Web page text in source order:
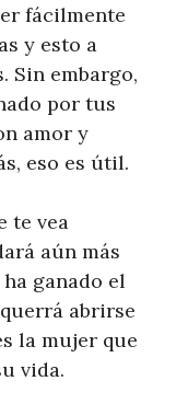
fácilmente
y esto a
Sin embargo,
por tus
amor y
eso es útil.
te vea
aún más
ganado el
abrirse
la mujer que
vida.